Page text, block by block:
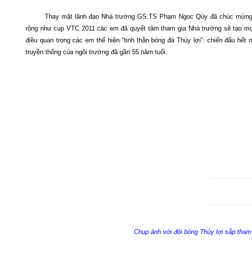
Thay mặt lãnh đạo Nhà trường GS.TS Phạm Ngọc Qúy đã chúc
rộng như cup VTC 2011 các em đã quyết tâm tham gia Nhà trường sẽ tạo
điều quan trọng các em thể hiện “tinh thần bóng đá Thủy lợi”: chiến đấu
truyền thống của ngôi trường đã gần 55 năm tuổi.
Chụp ảnh với đội bóng Thủy lợi sắp